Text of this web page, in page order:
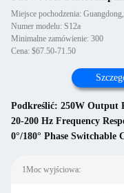
Miejsce pochodzenia:
Numer modelu: S12a
Minimalne zamówienie: 300
Cena: $67.50-71.50
Podkreślić: 250W Output
20-200 Hz Frequency
0°/180° Phase
1Moc wyjściowa: